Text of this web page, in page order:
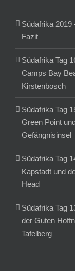
Südafrika 2019
Fazit
Südafrika Tag
Camps Bay
Kirstenbosch
Südafrika Tag
Green Point
Gefängnisinsel
Südafrika Tag
Kapstadt und
Head
Südafrika Tag
der Guten
Tafelberg